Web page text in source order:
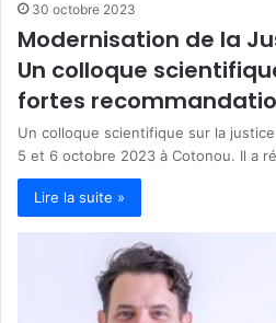
30 octobre 2023
Modernisation de la
Un colloque
fortes
Un colloque scientifique sur la
5 et 6 octobre 2023 à Cotonou. Il a
Lire la suite »